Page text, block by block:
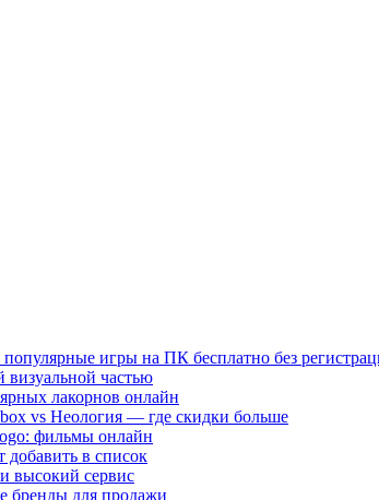
популярные игры на ПК бесплатно без
визуальной частью
лакорнов онлайн
vs Неология — где скидки больше
фильмы онлайн
добавить в список
высокий сервис
бренды для продажи